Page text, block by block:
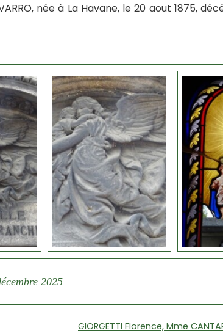
née à La Havane, le 20 aout 1875,
2025
GIORGETTI Florence, Mme